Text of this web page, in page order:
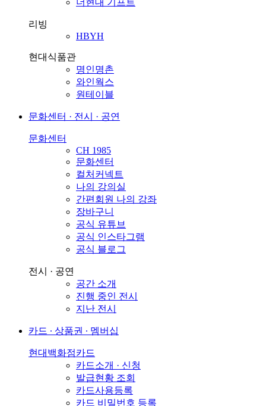
더현대 기프트
리빙
HBYH
현대식품관
명인명촌
와인웍스
원테이블
문화센터 · 전시 · 공연
문화센터
CH 1985
문화센터
컬처커넥트
나의 강의실
간편회원 나의 강좌
장바구니
공식 유튜브
공식 인스타그램
공식 블로그
전시 · 공연
공간 소개
진행 중인 전시
지난 전시
카드 ∙ 상품권 ∙ 멤버십
현대백화점카드
카드소개 · 신청
발급현황 조회
카드사용등록
카드 비밀번호 등록